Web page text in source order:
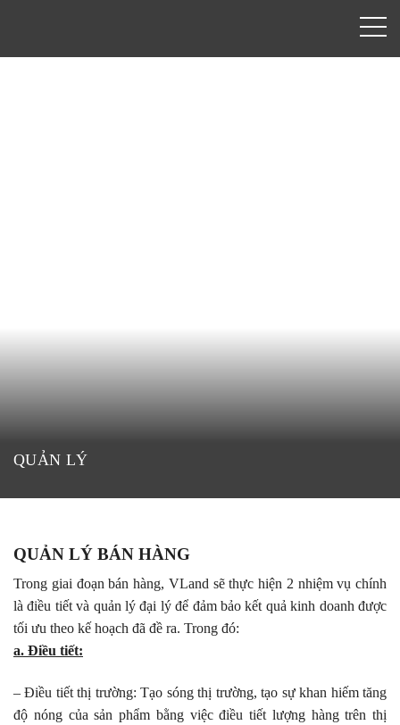
QUẢN LÝ
QUẢN LÝ BÁN HÀNG
Trong giai đoạn bán hàng, VLand sẽ thực hiện 2 nhiệm vụ chính
là điều tiết và quản lý đại lý để đảm bảo kết quả kinh doanh được
tối ưu theo kế hoạch đã đề ra. Trong đó:
a. Điều tiết:
– Điều tiết thị trường: Tạo sóng thị trường, tạo sự khan hiếm tăng
độ nóng của sản phẩm bằng việc điều tiết lượng hàng trên thị